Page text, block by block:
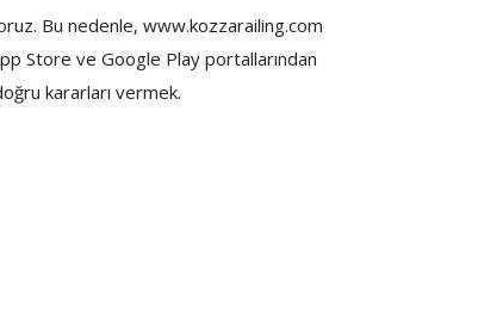
Bu nedenle, www.kozzarailing.com
Store ve Google Play portallarından
kararları vermek.